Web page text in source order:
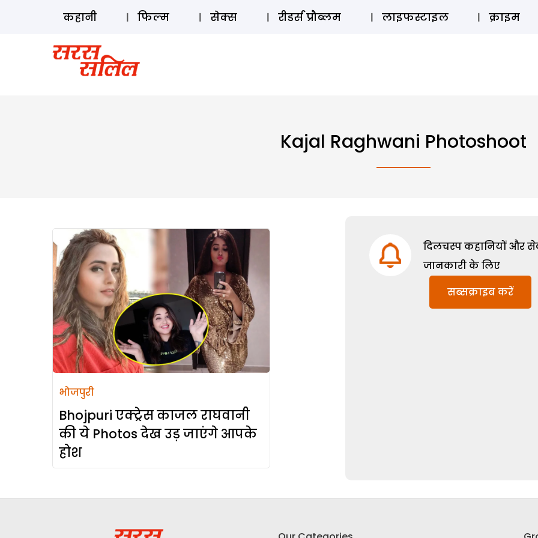
ऑडियो
कहानी फिल्म सेक्स रीडर्स प्रौब्लम लाइफस्टाइल क्राइम
Kajal Raghwani Photoshoot
भोजपुरी
Bhojpuri एक्ट्रेस काजल राघवानी
की ये Photos देख उड़ जाएंगे आपके
होश
दिलचस्प कहानियों और
जानकारी के लिए
सब्सक्राइब करें